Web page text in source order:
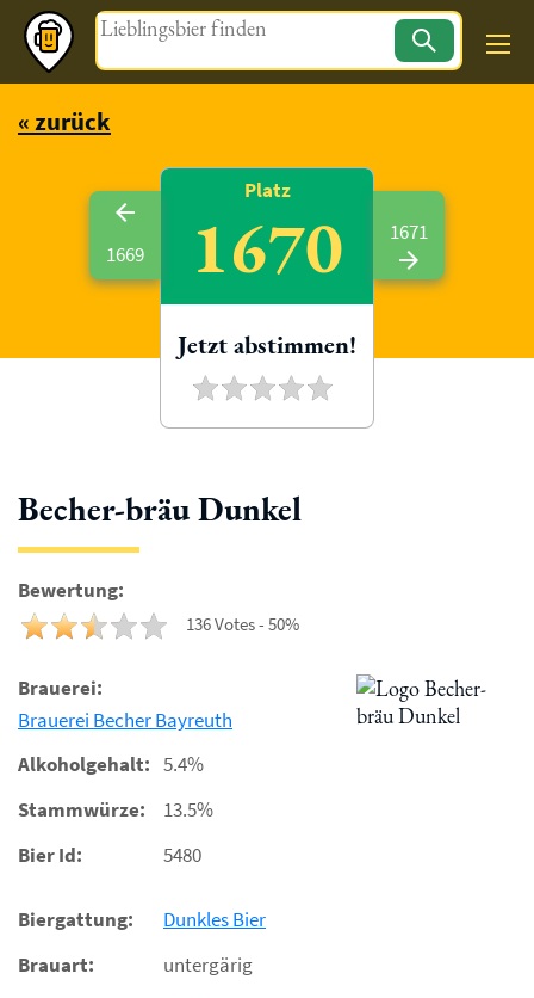
Magazin
« zurück
Becher-bräu Dunkel
Bewertung:
136 Votes - 50%
Brauerei:
Brauerei Becher Bayreuth
Alkoholgehalt: 5.4%
Stammwürze:
13.5%
Bier Id:
5480
Biergattung:
Dunkles Bier
Brauart:
untergärig
1669
Platz
1670
Jetzt abstimmen!
1671